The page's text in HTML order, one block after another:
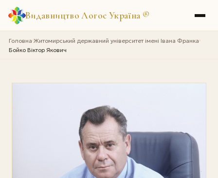
Видавництво Логос Україна ®
Головна›Житомирський державний університет імені Івана Франка›
Бойко Віктор Якович